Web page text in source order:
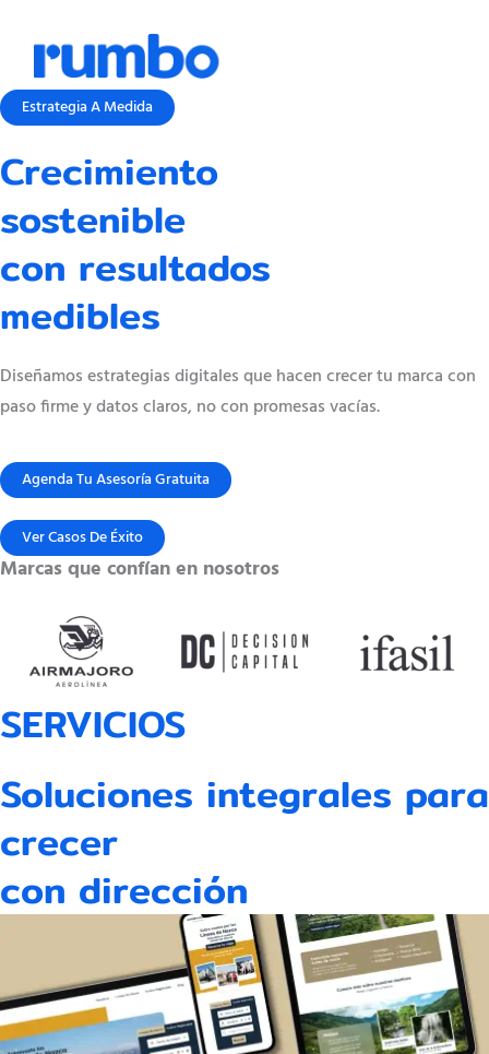
contenido
Estrategia A Medida
Crecimiento
sostenible
con resultados
medibles
Diseñamos estrategias digitales que hacen crecer tu marca con
paso firme y datos claros, no con promesas vacías.
Agenda Tu Asesoría Gratuita
Ver Casos De Éxito
Marcas que confían en nosotros
SERVICIOS
Soluciones integrales para
crecer
con dirección